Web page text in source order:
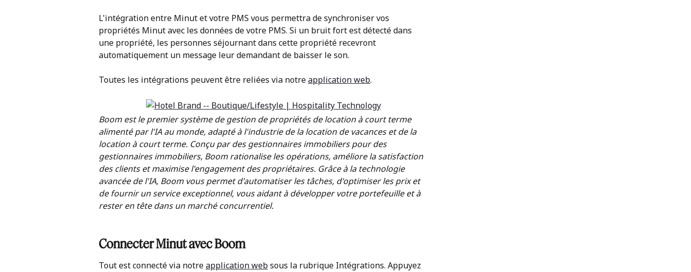
L'intégration entre Minut et votre PMS vous permettra de synchroniser vos
propriétés Minut avec les données de votre PMS. Si un bruit fort est détecté dans
une propriété, les personnes séjournant dans cette propriété recevront
automatiquement un message leur demandant de baisser le son.
Toutes les intégrations peuvent être reliées via notre application web.
Boom est le premier système de gestion de propriétés de location à court terme
alimenté par l'IA au monde, adapté à l'industrie de la location de vacances et de la
location à court terme. Conçu par des gestionnaires immobiliers pour des
gestionnaires immobiliers, Boom rationalise les opérations, améliore la satisfaction
des clients et maximise l'engagement des propriétaires. Grâce à la technologie
avancée de l'IA, Boom vous permet d'automatiser les tâches, d'optimiser les prix et
de fournir un service exceptionnel, vous aidant à développer votre portefeuille et à
rester en tête dans un marché concurrentiel.
Connecter Minut avec Boom
Tout est connecté via notre application web sous la rubrique Intégrations. Appuyez